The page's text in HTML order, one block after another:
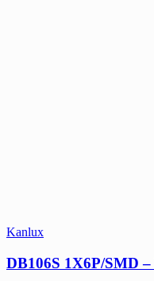
Kanlux
DB106S 1X6P/SMD